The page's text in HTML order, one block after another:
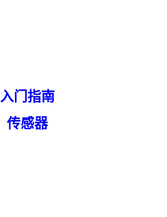
入门指南
传感器